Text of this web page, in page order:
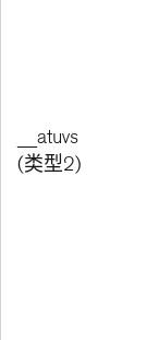
__atuvs
(类型2)